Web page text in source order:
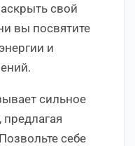
свой
вы посвятите
и
сильное
себе